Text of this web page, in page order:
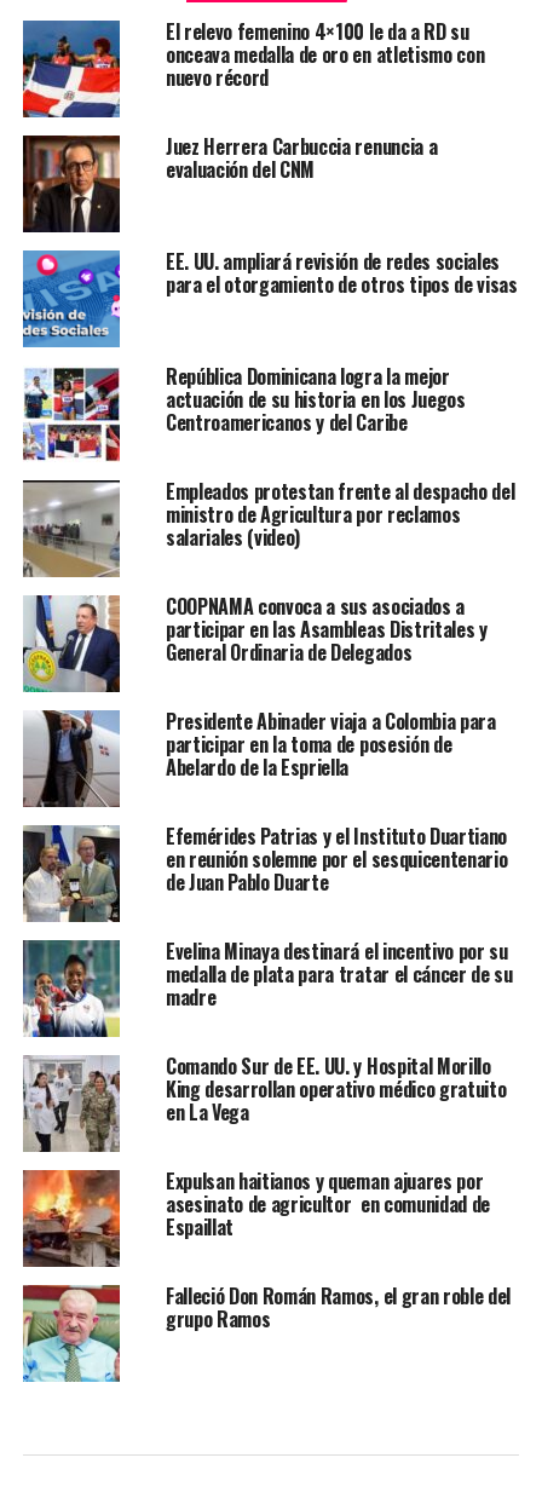
El relevo femenino 4×100 le da a RD su
onceava medalla de oro en atletismo con
nuevo récord
Juez Herrera Carbuccia renuncia a
evaluación del CNM
EE. UU. ampliará revisión de redes sociales
para el otorgamiento de otros tipos de visas
República Dominicana logra la mejor
actuación de su historia en los Juegos
Centroamericanos y del Caribe
Empleados protestan frente al despacho del
ministro de Agricultura por reclamos
salariales (video)
COOPNAMA convoca a sus asociados a
participar en las Asambleas Distritales y
General Ordinaria de Delegados
Presidente Abinader viaja a Colombia para
participar en la toma de posesión de
Abelardo de la Espriella
Efemérides Patrias y el Instituto Duartiano
en reunión solemne por el sesquicentenario
de Juan Pablo Duarte
Evelina Minaya destinará el incentivo por su
medalla de plata para tratar el cáncer de su
madre
Comando Sur de EE. UU. y Hospital Morillo
King desarrollan operativo médico gratuito
en La Vega
Expulsan haitianos y queman ajuares por
asesinato de agricultor en comunidad de
Espaillat
Falleció Don Román Ramos, el gran roble del
grupo Ramos